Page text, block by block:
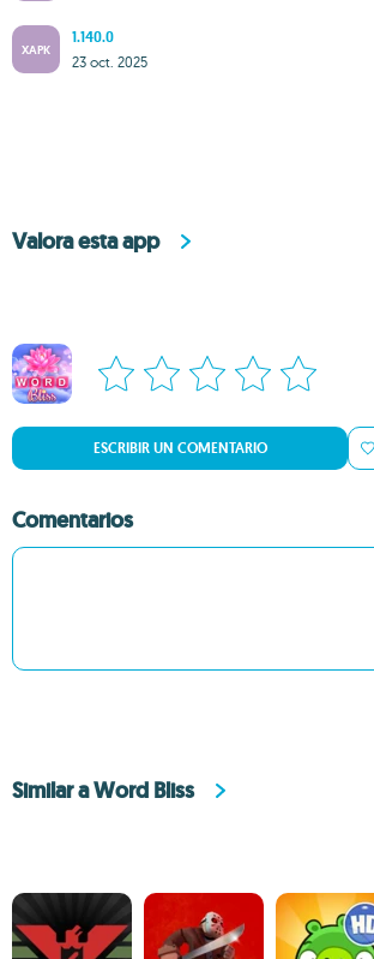
XAPK
1.140.0
23 oct. 2025
Valora esta app
ESCRIBIR UN COMENTARIO
Comentarios
Similar a Word Bliss